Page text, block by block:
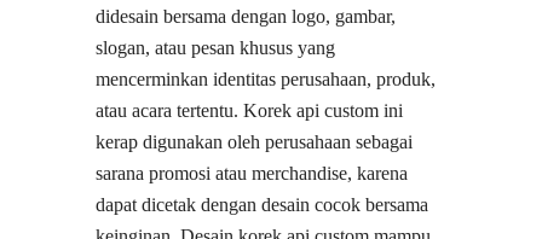
didesain bersama dengan logo, gambar,
slogan, atau pesan khusus yang
mencerminkan identitas perusahaan, produk,
atau acara tertentu. Korek api custom ini
kerap digunakan oleh perusahaan sebagai
sarana promosi atau merchandise, karena
dapat dicetak dengan desain cocok bersama